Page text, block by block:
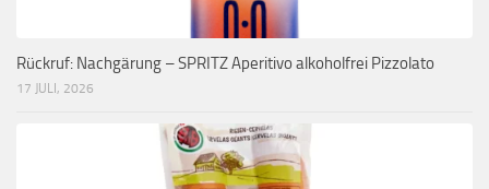
Rückruf: Nachgärung – SPRITZ Aperitivo alkoholfrei Pizzolato
17 JULI, 2026